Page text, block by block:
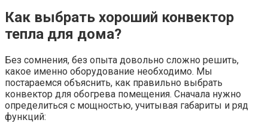
Как выбрать хороший конвектор
тепла для дома?
Без сомнения, без опыта довольно сложно решить,
какое именно оборудование необходимо. Мы
постараемся объяснить, как правильно выбрать
конвектор для обогрева помещения. Сначала нужно
определиться с мощностью, учитывая габариты и ряд
функций: